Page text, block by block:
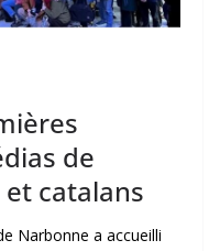
de
catalans
Narbonne a accueilli